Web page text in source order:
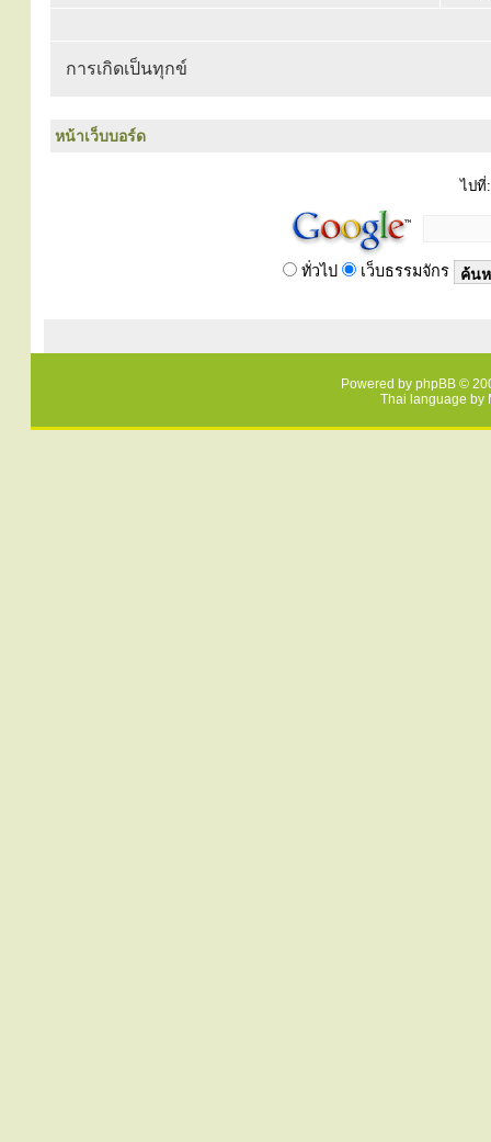
การเกิดเป็นทุกข์
หน้าเว็บบอร์ด
ไปที่:
ทั่วไป เว็บธรรมจักร
Powered by phpBB ©
Thai language by